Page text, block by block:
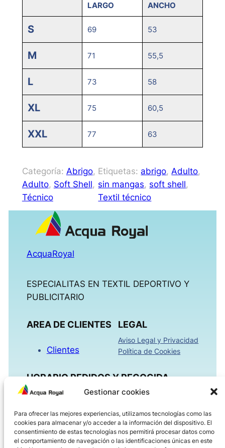
Gestionar cookies
Para ofrecer las mejores experiencias, utilizamos tecnologías como las
cookies para almacenar y/o acceder a la información del dispositivo. El
consentimiento de estas tecnologías nos permitirá procesar datos como
el comportamiento de navegación o las identificaciones únicas en este
LARGO ANCHO
S 69 53
M 71 55,5
L 73 58
XL 75 60,5
XXL 77 63
Categoría: Abrigo
Adulto, Soft Shell
Técnico
Etiquetas: abrigo, Adulto
sin mangas, soft shell
Textil técnico
AcquaRoyal
ESPECIALITAS EN TEXTIL DEPORTIVO Y
PUBLICITARIO
AREA DE CLIENTES
Clientes
LEGAL
Aviso Legal y Privacidad
Política de Cookies
HORARIO PEDIDOS Y RECOGIDA
Tardes 16:00h – 18:30h
Viernes 08:00h – 14:00h